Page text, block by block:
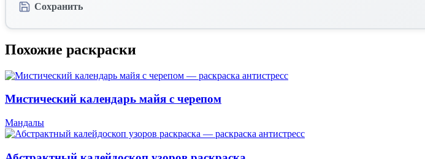
Сохранить
Похожие раскраски
Мистический календарь майя с черепом
Мандалы